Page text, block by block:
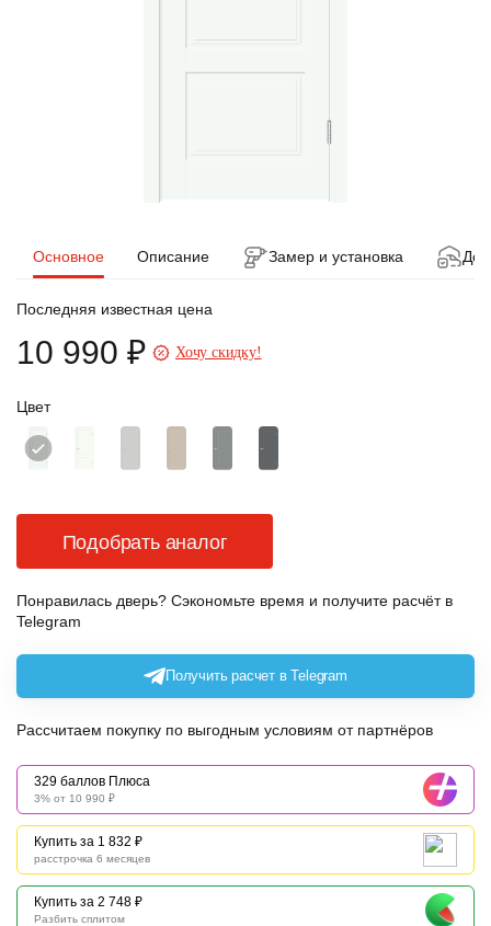
Основное Описание Замер и установка
Цвет
Последняя известная цена
10 990 ₽ Хочу скидку!
Подобрать аналог
Понравилась дверь? Сэкономьте время и получите расчёт в
Telegram
Получить расчет в Telegram
Рассчитаем покупку по выгодным условиям от партнёров
329 баллов Плюса
3% от 10 990 ₽
Купить за 1 832 ₽
расстрочка 6 месяцев
Купить за 2 748 ₽
Разбить сплитом